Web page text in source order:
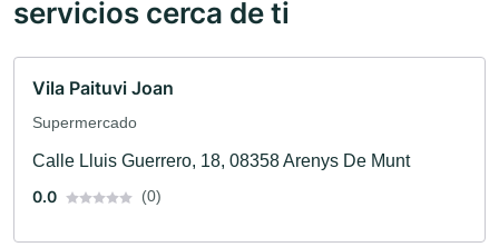
servicios cerca de ti
Vila Paituvi Joan
Supermercado
Calle Lluis Guerrero, 18, 08358 Arenys De Munt
0.0
(0)